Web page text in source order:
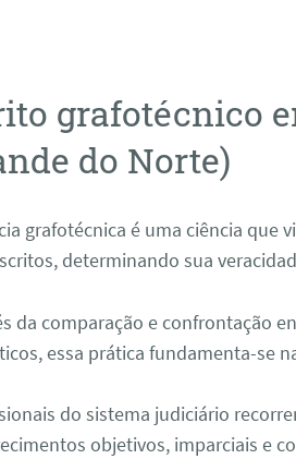
grafotécnico
do Norte)
grafotécnica é uma ciência que
determinando sua
da comparação e confrontação
essa prática fundamenta-se
do sistema judiciário
objetivos, imparciais e